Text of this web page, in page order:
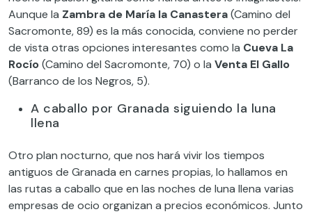
Aunque la Zambra de María la Canastera(Camino del
Sacromonte, 89) es la más conocida, conviene no perder
de vista otras opciones interesantes como la Cueva La
Rocío(Camino del Sacromonte, 70) o la Venta El Gallo
(Barranco de los Negros, 5).
A caballo por Granada siguiendo la luna
llena
Otro plan nocturno, que nos hará vivir los tiempos
antiguos de Granada en carnes propias, lo hallamos en
las rutas a caballo que en las noches de luna llena varias
empresas de ocio organizan a precios económicos. Junto